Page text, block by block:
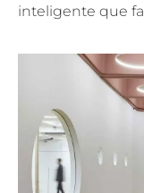
inteligente que